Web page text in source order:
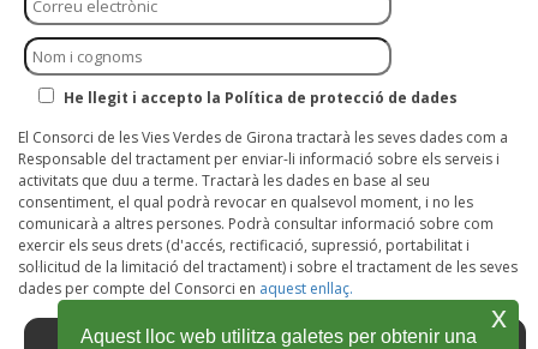
He llegit i accepto la Política de protecció de dades
El Consorci de les Vies Verdes de Girona tractarà les seves dades com a
Responsable del tractament per enviar-li informació sobre els serveis i
activitats que duu a terme. Tractarà les dades en base al seu
consentiment, el qual podrà revocar en qualsevol moment, i no les
comunicarà a altres persones. Podrà consultar informació sobre com
exercir els seus drets (d'accés, rectificació, supressió, portabilitat i
sol·licitud de la limitació del tractament) i sobre el tractament de les seves
dades per compte del Consorci en aquest enllaç.
Aquest lloc web utilitza galetes per obtenir una
x